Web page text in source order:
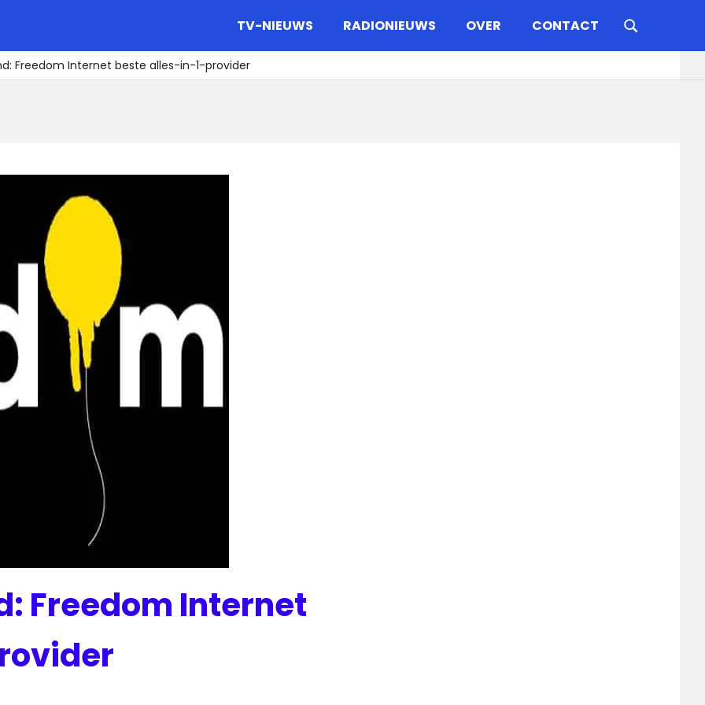
TV-NIEUWS RADIONIEUWS OVER CONTACT
Freedom Internet beste alles-in-1-provider
Freedom Internet